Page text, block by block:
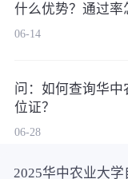
什么优势？通过率
06-14
问：如何查询华中
位证？
06-28